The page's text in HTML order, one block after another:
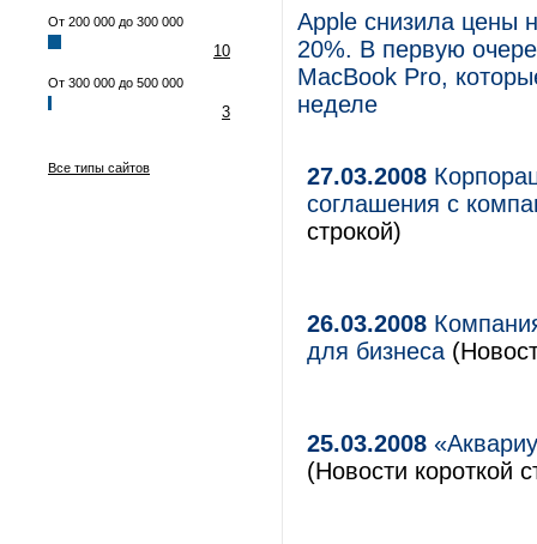
От 200 000 до 300 000
10
От 300 000 до 500 000
3
Все типы сайтов
Apple снизила цены
20%. В первую
MacBook Pro,
неделе
27.03.2008
соглашения с
строкой)
26.03.2008
для бизнеса
25.03.2008
(Новости короткой